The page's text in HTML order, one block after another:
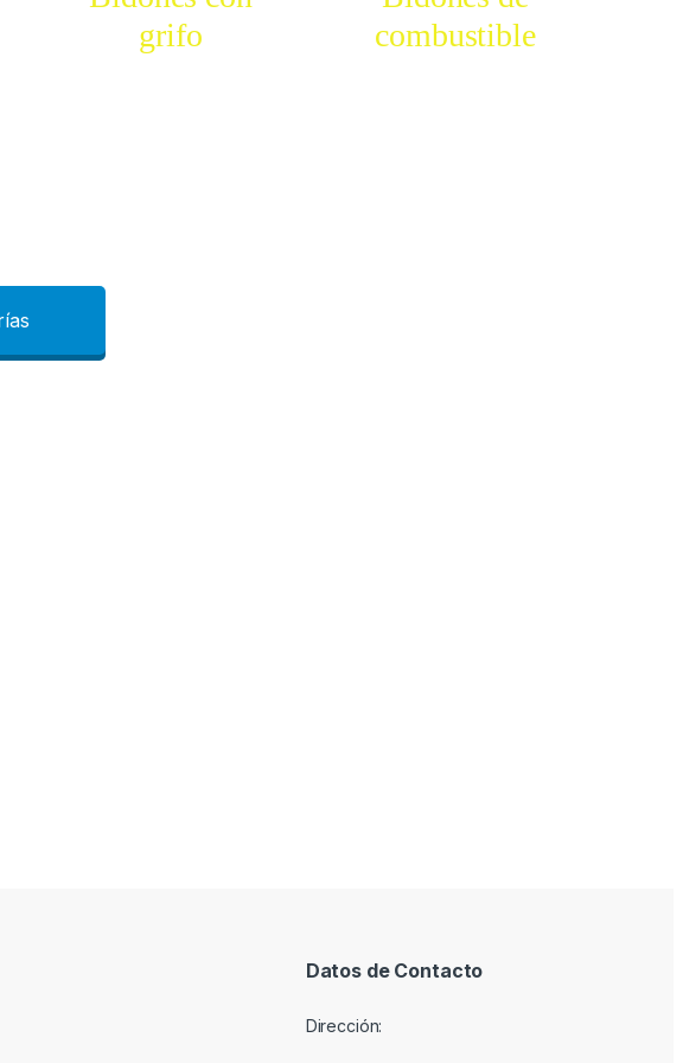
grifo
COMPRAR
combustible
Datos de Contacto
Dirección: